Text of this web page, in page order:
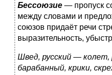
Бессоюзие — пропуск
между словами и
союзов придаёт речи
выразительность,
Швед, русский —
барабанный, крики,